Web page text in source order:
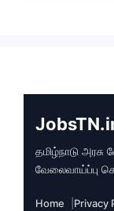
தமிழ்நாடு
வேலைவாய்ப்பு
Home Privacy